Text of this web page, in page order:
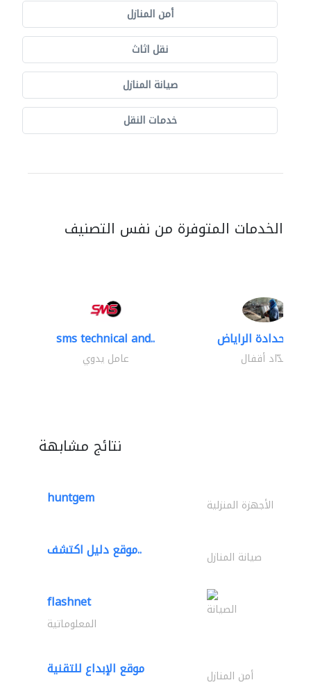
أمن المنازل
نقل اثاث
صيانة المنازل
خدمات النقل
الخدمات المتوفرة من نفس التصنيف
sms technical and..
عامل يدوي
حدادة الراياض
حدّاد أقفال
نتائج مشابهة
huntgem الأجهزة المنزلية
موقع دليل اكتشف.. صيانة المنازل
flashnet الصيانة
المعلوماتية
موقع الإبداع للتقنية أمن المنازل